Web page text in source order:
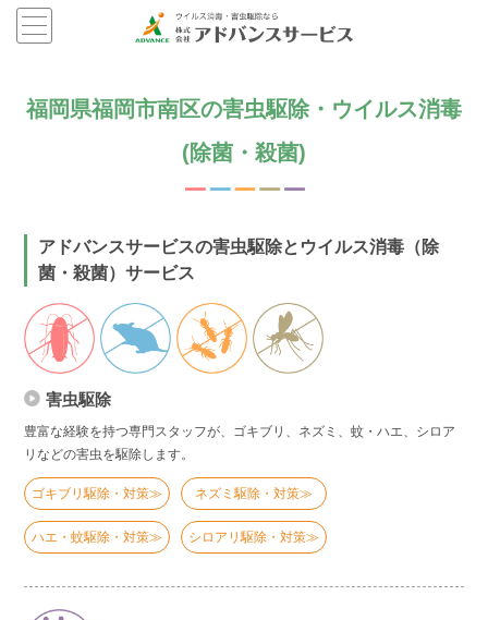
福岡県福岡市南区の害虫駆除・ウイルス消毒
(除菌・殺菌)
アドバンスサービスの害虫駆除とウイルス消毒（除
菌・殺菌）サービス
害虫駆除
豊富な経験を持つ専門スタッフが、ゴキブリ、ネズミ、蚊・ハエ、シロア
リなどの害虫を駆除します。
ゴキブリ駆除・対策≫ ネズミ駆除・対策≫
ハエ・蚊駆除・対策≫ シロアリ駆除・対策≫